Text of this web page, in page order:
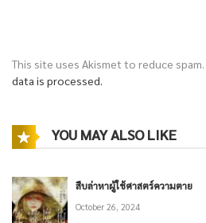
This site uses Akismet to reduce spam.
data is processed.
YOU MAY ALSO LIKE
สืบล่าหาผู้ใช้ศาสตร์ความตาย
October 26, 2024